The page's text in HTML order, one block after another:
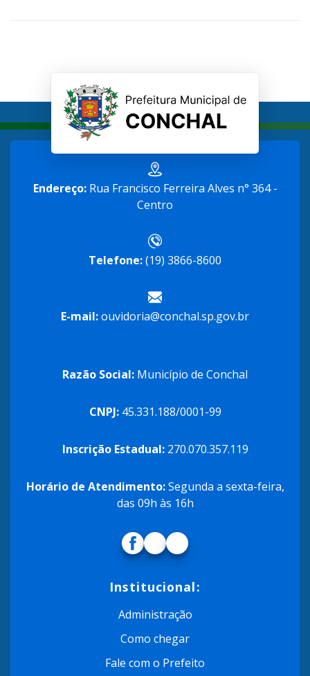
Endereço:Rua Francisco Ferreira Alves n° 364 -
Centro
Telefone:(19) 3866-8600
E-mail:ouvidoria@conchal.sp.gov.br
Razão Social: Município de Conchal
CNPJ:45.331.188/0001-99
Inscrição Estadual:270.070.357.119
Horário de Atendimento:Segunda a sexta-feira,
das 09h às 16h
Institucional:
Administração
Como chegar
Fale com o Prefeito